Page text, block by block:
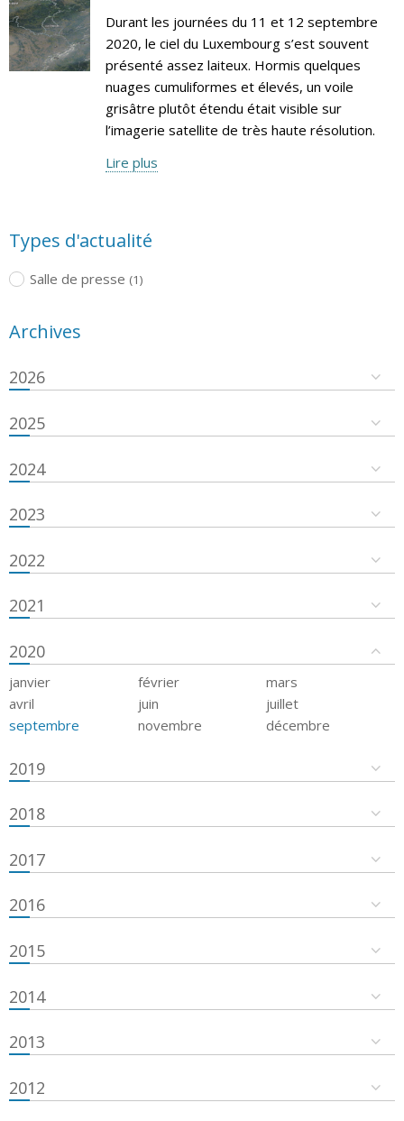
Durant les journées du 11 et 12 septembre
2020, le ciel du Luxembourg s’est souvent
présenté assez laiteux. Hormis quelques
nuages cumuliformes et élevés, un voile
grisâtre plutôt étendu était visible sur
l’imagerie satellite de très haute résolution.
Lire plus
Types d'actualité
Salle de presse (1)
Archives
2026
2025
2024
2023
2022
2021
2020
janvier février
mars
avril
juin
juillet
septembre
novembre décembre
2019
2018
2017
2016
2015
2014
2013
2012